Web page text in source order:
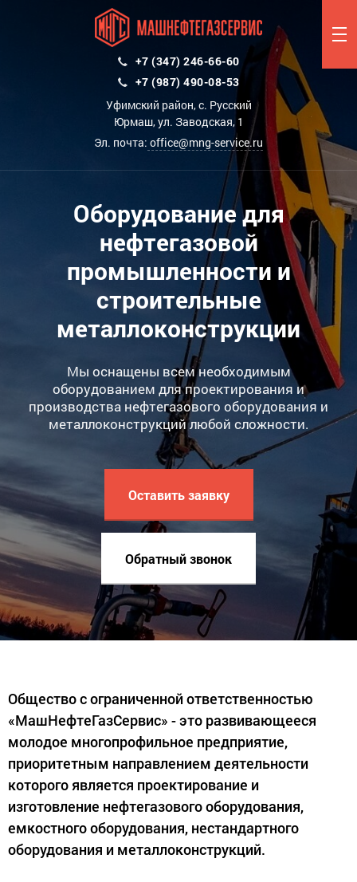
+7 (347) 246-66-60
+7 (987) 490-08-53
Уфимский район, с. Русский
Юрмаш, ул. Заводская, 1
Эл. почта: office@mng-service.ru
Оборудование для
нефтегазовой
промышленности и
строительные
металлоконструкции
Мы оснащены всем необходимым
оборудованием для проектирования и
производства нефтегазового оборудования и
металлоконструкций любой сложности.
Оставить заявку
Обратный звонок
Общество с ограниченной ответственностью
«МашНефтеГазСервис» - это развивающееся
молодое многопрофильное предприятие,
приоритетным направлением деятельности
которого является проектирование и
изготовление нефтегазового оборудования,
емкостного оборудования, нестандартного
оборудования и металлоконструкций.